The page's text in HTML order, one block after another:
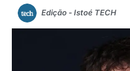
Edição - Istoé TECH